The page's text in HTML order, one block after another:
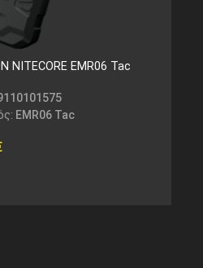
EMR06 Tac
EMR06 Tac